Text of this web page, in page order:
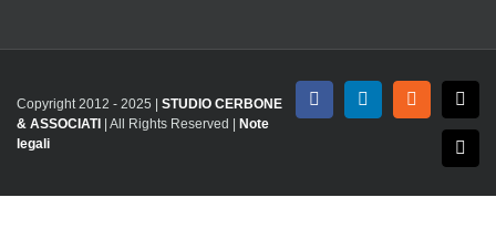
Copyright 2012 - 2025 | STUDIO CERBONE
& ASSOCIATI
| All Rights Reserved |
Note
legali
FacebookLinkedInRss X